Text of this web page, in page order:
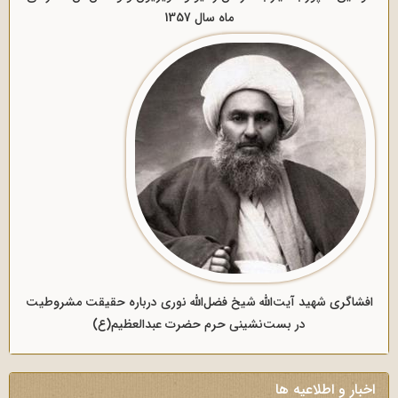
ماه سال 1357
افشاگری شهید آیت‌الله شیخ فضل‌الله نوری درباره حقیقت مشروطیت
در بست‌نشینی حرم حضرت عبدالعظیم(ع)
اخبار و اطلاعیه ها